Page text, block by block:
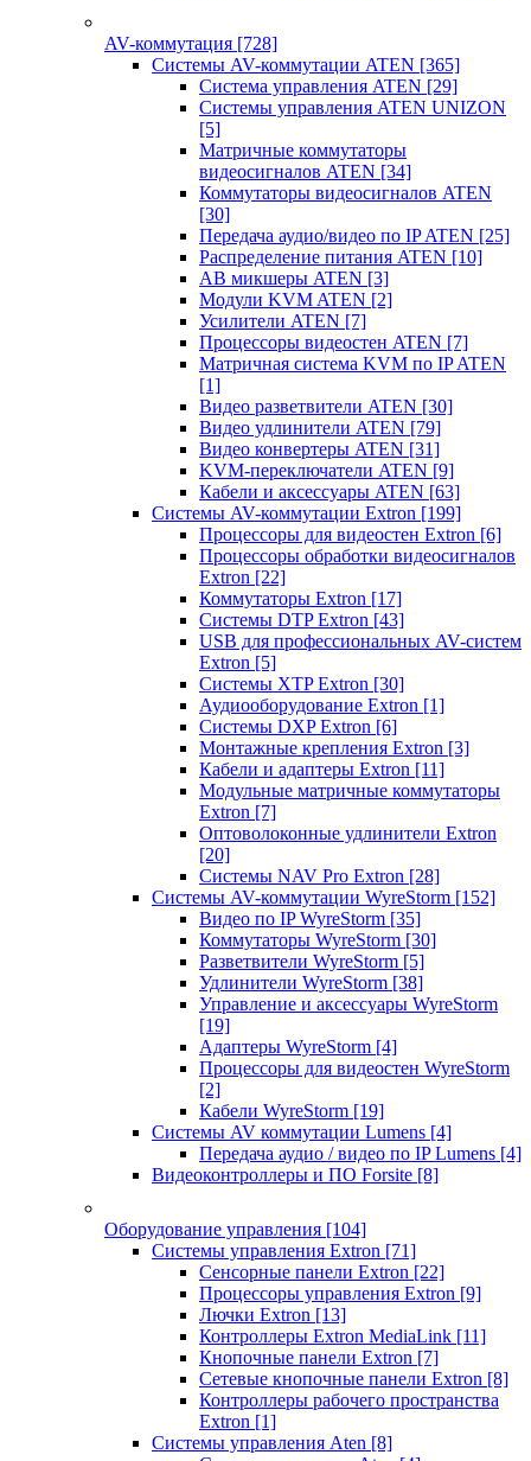
AV-коммутация [728]
Системы AV-коммутации ATEN [365]
Система управления ATEN [29]
Системы управления ATEN UNIZON
[5]
Матричные коммутаторы
видеосигналов ATEN [34]
Коммутаторы видеосигналов ATEN
[30]
Передача аудио/видео по IP ATEN [25]
Распределение питания ATEN [10]
АВ микшеры ATEN [3]
Модули KVM ATEN [2]
Усилители ATEN [7]
Процессоры видеостен ATEN [7]
Матричная система KVM по IP ATEN
[1]
Видео разветвители ATEN [30]
Видео удлинители ATEN [79]
Видео конвертеры ATEN [31]
KVM-переключатели ATEN [9]
Кабели и аксессуары ATEN [63]
Системы AV-коммутации Extron [199]
Процессоры для видеостен Extron [6]
Процессоры обработки видеосигналов
Extron [22]
Коммутаторы Extron [17]
Системы DTP Extron [43]
USB для профессиональных AV-систем
Extron [5]
Системы XTP Extron [30]
Аудиооборудование Extron [1]
Системы DXP Extron [6]
Монтажные крепления Extron [3]
Кабели и адаптеры Extron [11]
Модульные матричные коммутаторы
Extron [7]
Оптоволоконные удлинители Extron
[20]
Системы NAV Pro Extron [28]
Системы AV-коммутации WyreStorm [152]
Видео по IP WyreStorm [35]
Коммутаторы WyreStorm [30]
Разветвители WyreStorm [5]
Удлинители WyreStorm [38]
Управление и аксессуары WyreStorm
[19]
Адаптеры WyreStorm [4]
Процессоры для видеостен WyreStorm
[2]
Кабели WyreStorm [19]
Системы AV коммутации Lumens [4]
Передача аудио / видео по IP Lumens [4]
Видеоконтроллеры и ПО Forsite [8]
Оборудование управления [104]
Системы управления Extron [71]
Сенсорные панели Extron [22]
Процессоры управления Extron [9]
Лючки Extron [13]
Контроллеры Extron MediaLink [11]
Кнопочные панели Extron [7]
Сетевые кнопочные панели Extron [8]
Контроллеры рабочего пространства
Extron [1]
Системы управления Aten [8]